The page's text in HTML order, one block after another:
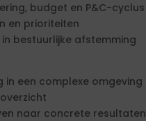
budget en P&C-cyclus
en prioriteiten
bestuurlijke afstemming
in een complexe omgeving
naar concrete resultaten